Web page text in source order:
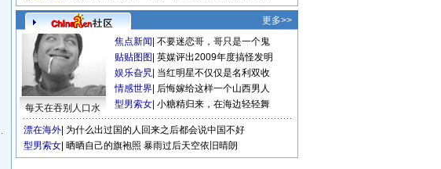
更多>>
每天在吞别人口水
焦点新闻 不要迷恋哥，哥只是一个鬼
贴贴图图 英媒评出2009年度搞怪发明
娱乐旮旯 当红明星不仅仅是名利双收
情感世界 后悔嫁给这样一个山西男人
型男索女 小糖精归来，在海边轻轻舞
漂在海外 为什么出过国的人回来之后都会说中国不好
型男索女 晒晒自己的旗袍照 暴雨过后天空依旧晴朗